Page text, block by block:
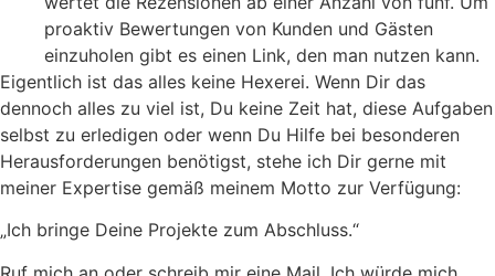
proaktiv Bewertungen von Kunden und Gästen
einzuholen gibt es einen Link, den man nutzen kann.
Eigentlich ist das alles keine Hexerei. Wenn Dir das
dennoch alles zu viel ist, Du keine Zeit hat, diese Aufgaben
selbst zu erledigen oder wenn Du Hilfe bei besonderen
Herausforderungen benötigst, stehe ich Dir gerne mit
meiner Expertise gemäß meinem Motto zur Verfügung:
„Ich bringe Deine Projekte zum Abschluss.“